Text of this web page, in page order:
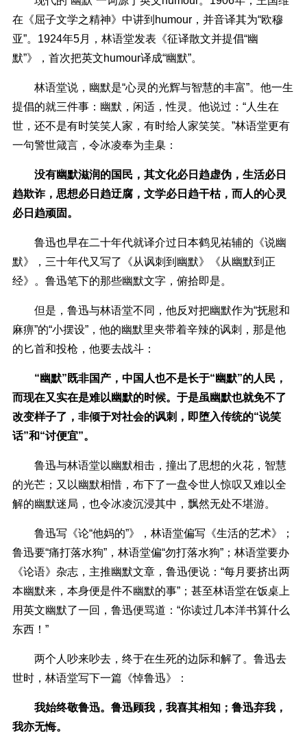
在《屈子文学之精神》中讲到humour，并音译其为“欧穆
亚”。1924年5月，林语堂发表《征译散文并提倡“幽
默”》，首次把英文humour译成“幽默”。
林语堂说，幽默是“心灵的光辉与智慧的丰富”。他一生
提倡的就三件事：幽默，闲适，性灵。他说过：“人生在
世，还不是有时笑笑人家，有时给人家笑笑。”林语堂更有
一句警世箴言，令冰凌奉为圭臬：
没有幽默滋润的国民，其文化必日趋虚伪，生活必日
趋欺诈，思想必日趋迂腐，文学必日趋干枯，而人的心灵
必日趋顽固。
鲁迅也早在二十年代就译介过日本鹤见祐辅的《说幽
默》，三十年代又写了《从讽刺到幽默》《从幽默到正
经》。鲁迅笔下的那些幽默文字，俯拾即是。
但是，鲁迅与林语堂不同，他反对把幽默作为“抚慰和
麻痹”的“小摆设”，他的幽默里夹带着辛辣的讽刺，那是他
的匕首和投枪，他要去战斗：
“幽默”既非国产，中国人也不是长于“幽默”的人民，
而现在又实在是难以幽默的时候。于是虽幽默也就免不了
改变样子了，非倾于对社会的讽刺，即堕入传统的“说笑
话”和“讨便宜”。
鲁迅与林语堂以幽默相击，撞出了思想的火花，智慧
的光芒；又以幽默相惜，布下了一盘令世人惊叹又难以全
解的幽默迷局，也令冰凌沉浸其中，飘然无处不堪游。
鲁迅写《论“他妈的”》，林语堂偏写《生活的艺术》；
鲁迅要“痛打落水狗”，林语堂偏“勿打落水狗”；林语堂要办
《论语》杂志，主推幽默文章，鲁迅便说：“每月要挤出两
本幽默来，本身便是件不幽默的事”；甚至林语堂在饭桌上
用英文幽默了一回，鲁迅便骂道：“你读过几本洋书算什么
东西！”
两个人吵来吵去，终于在生死的边际和解了。鲁迅去
世时，林语堂写下一篇《悼鲁迅》：
我始终敬鲁迅。鲁迅顾我，我喜其相知；鲁迅弃我，
我亦无悔。